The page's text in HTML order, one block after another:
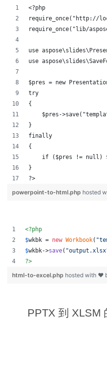
<?php
require_once("http://
require_once("lib/
use
use
$pres = new
try
{
$pres-
}
finally
{
if ($pres != null)
}
?>
powerpoint-to-html.php hosted
<?php
$wkbk = new Workbook( "
$wkbk->save( "output.xlsx
?>
html-to-excel.php hosted with ❤
PPTX 到 XLSM